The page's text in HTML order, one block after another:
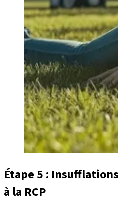
Étape 5 :
à la RCP